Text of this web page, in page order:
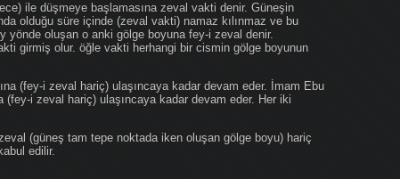
ile düşmeye başlamasına zeval vakti denir. Güneşin
olduğu süre içinde (zeval vakti) namaz kılınmaz ve bu
oluşan o anki gölge boyuna fey-i zeval denir.
girmiş olur. öğle vakti herhangi bir cismin gölge boyunun
(fey-i zeval hariç) ulaşıncaya kadar devam eder. İmam Ebu
i zeval hariç) ulaşıncaya kadar devam eder. Her iki
(güneş tam tepe noktada iken oluşan gölge boyu) hariç
edilir.